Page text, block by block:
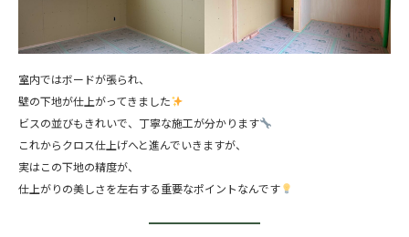
室内ではボードが張られ、
壁の下地が仕上がってきました
ビスの並びもきれいで、丁寧な施工が分かります
これからクロス仕上げへと進んでいきますが、
実はこの下地の精度が、
仕上がりの美しさを左右する重要なポイントなんです